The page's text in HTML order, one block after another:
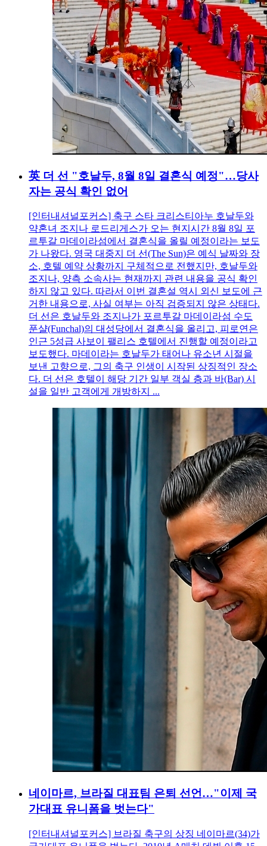
英 더 선 "호날두, 8월 8일 결혼식 예정"…당사
자는 공식 확인 없어
[인터내셔널포커스] 축구 스타 크리스티아누 호날두와
약혼녀 조지나 로드리게스가 오는 현지시간 8월 8일 포
르투갈 마데이라섬에서 결혼식을 올릴 예정이라는 보도
가 나왔다. 영국 대중지 더 선(The Sun)은 예식 날짜와 장
소, 호텔 예약 상황까지 구체적으로 전했지만, 호날두와
조지나, 양측 소속사는 현재까지 관련 내용을 공식 확인
하지 않고 있다. 따라서 이번 결혼설 역시 외신 보도에 근
거한 내용으로, 사실 여부는 아직 검증되지 않은 상태다.
더 선은 호날두와 조지나가 포르투갈 마데이라섬 수도
푼샬(Funchal)의 대성당에서 결혼식을 올리고, 피로연은
인근 5성급 사보이 팰리스 호텔에서 진행할 예정이라고
보도했다. 마데이라는 호날두가 태어나 유소년 시절을
보낸 고향으로, 그의 축구 인생이 시작된 상징적인 장소
다. 더 선은 호텔이 해당 기간 일부 객실 층과 바(Bar) 시
설을 일반 고객에게 개방하지 ...
네이마르, 브라질 대표팀 은퇴 선언…"이제 국
가대표 유니폼을 벗는다"
[인터내셔널포커스] 브라질 축구의 상징 네이마르(34)가